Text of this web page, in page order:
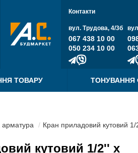
Контакти
вул. Трудова, 4/3б
067 438 10 00
050 234 10 00
ТОВАРУ ТОНУВАННЯ
арматура Кран приладовий кутовий
кутовий 1/2'' х